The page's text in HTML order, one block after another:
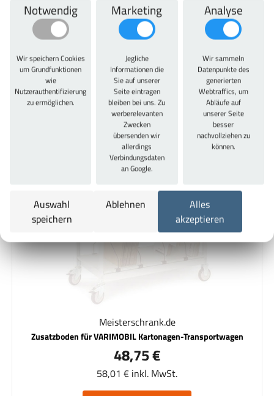
Jetzt konfigurieren
Meisterschrank.de
Zusatzboden für VARIMOBIL Kartonagen-Transportwagen
48,75 €
58,01 € inkl. MwSt.
Notwendig
Wir speichern Cookies
um Grundfunktionen
wie
Nutzerauthentifizierung
zu ermöglichen.
Marketing
Jegliche
Informationen die
Sie auf unserer
Seite eintragen
bleiben bei uns. Zu
werberelevanten
Zwecken
übersenden wir
allerdings
Verbindungsdaten
an Google.
Analyse
Wir sammeln
Datenpunkte des
generierten
Webtraffics, um
Abläufe auf
unserer Seite
besser
nachvollziehen zu
können.
Auswahl
speichern
Ablehnen
Alles
akzeptieren